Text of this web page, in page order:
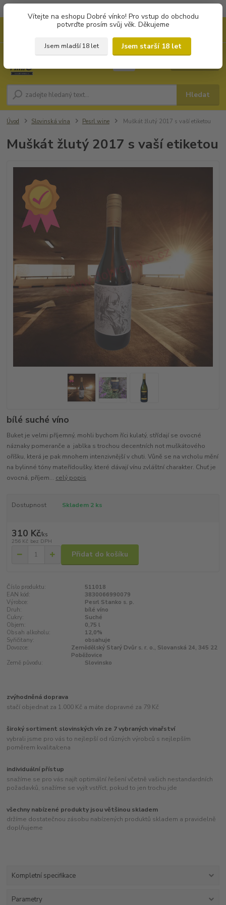
Vítejte na eshopu Dobré vínko! Pro vstup do obchodu
potvrďte prosím svůj věk. Děkujeme
Jsem mladší 18 let
Jsem starší 18 let
Hledat
Úvod Slovinská vína Pesrl wine Muškát žlutý 2017 s vaší etiketou
Muškát žlutý 2017 s vaší etiketou
bílé suché víno
Buket je velmi příjemný, mohli bychom říci kulatý, střídají se ovocné
náznaky pomeranče a jablka s trochou decentních not muškátového
oříšku, která je pak mnohem intenzivnější v chuti. Vůně se na vrcholu mění
na bylinné tóny mateřídoušky, které dávají vínu zvláštní charakter. Chuť je
ovocná, příjem... celý popis
Dostupnost Skladem 2 ks
310 Kč/ks
256 Kč bez DPH
Přidat do košíku
Číslo produktu:
511018
EAN kód:
3830066990079
Výrobce:
Pesrl Stanko s. p.
Druh:
bílé víno
Cukry:
Suché
Objem:
0,75 l
Obsah alkoholu:
12,0%
Syřičitany:
obsahuje
Dovozce:
Zemědělský Starý Dvůr s. r. o., Slovanská 24, 345 22
Poběžovice
Země původu:
Slovinsko
zvýhodněná doprava
stačí objednat za 1.000 Kč a máte dopravné za 79 Kč
široký sortiment slovinských vín ze 7 vybraných vinařství
vybrali jsme pro vás to nejlepší od různých výrobců s nejlepším
poměrem kvalita/cena
individuální přístup
snažíme se pro vás najít optimální řešení včetně vašich nestandardních
požadavků, snažíme se vyjít vstříct, pokud to jen trochu jde
všechny nabízené produkty jsou většinou skladem
držíme dostatečnou zásobu nabízených produktů skladem a pravidelně
doplňujeme
Kompletní specifikace
Parametry